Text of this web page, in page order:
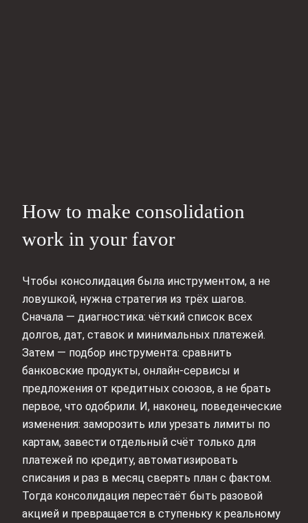
How to make consolidation
work in your favor
Чтобы консолидация была инструментом, а не
ловушкой, нужна стратегия из трёх шагов.
Сначала — диагностика: чёткий список всех
долгов, дат, ставок и минимальных платежей.
Затем — подбор инструмента: сравнить
банковские продукты, онлайн‑сервисы и
предложения от кредитных союзов, а не брать
первое, что одобрили. И, наконец, поведенческие
изменения: заморозить или урезать лимиты по
картам, завести отдельный счёт только для
платежей по кредиту, автоматизировать
списания и раз в месяц сверять план с фактом.
Тогда консолидация перестаёт быть разовой
акцией и превращается в ступеньку к реальному